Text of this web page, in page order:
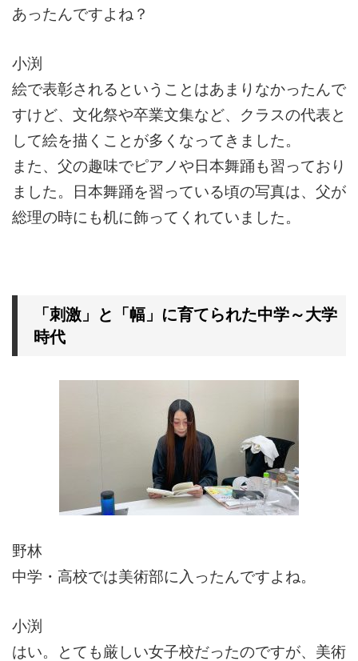
あったんですよね？
小渕
絵で表彰されるということはあまりなかったんで
すけど、文化祭や卒業文集など、クラスの代表と
して絵を描くことが多くなってきました。
また、父の趣味でピアノや日本舞踊も習っており
ました。日本舞踊を習っている頃の写真は、父が
総理の時にも机に飾ってくれていました。
「刺激」と「幅」に育てられた中学～大学
時代
野林
中学・高校では美術部に入ったんですよね。
小渕
はい。とても厳しい女子校だったのですが、美術